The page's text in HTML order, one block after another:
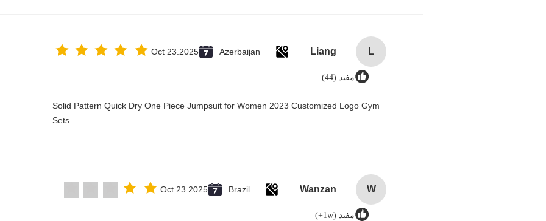
L
Liang
Azerbaijan
Oct 23.2025
مفيد (44)
Solid Pattern Quick Dry One Piece Jumpsuit for Women 2023 Customized Logo Gym
Sets
W
Wanzan
Brazil
Oct 23.2025
مفيد (1w+)